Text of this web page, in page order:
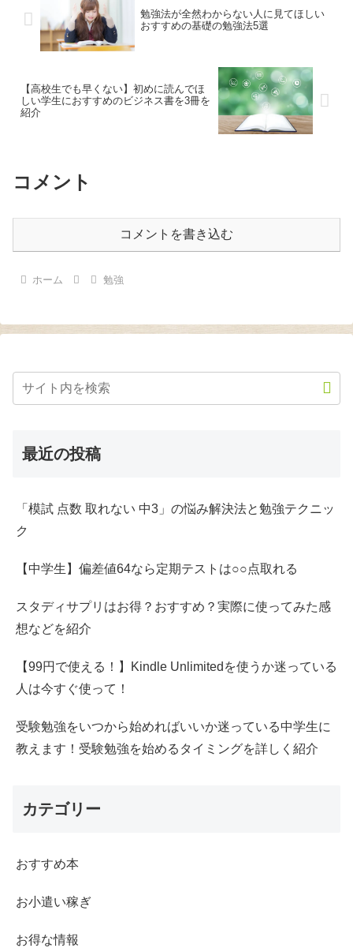
勉強法が全然わからない人に見てほしい
おすすめの基礎の勉強法5選
【高校生でも早くない】初めに読んでほ
しい学生におすすめのビジネス書を3冊を
紹介
コメント
コメントを書き込む
ホーム 勉強
最近の投稿
「模試 点数 取れない 中3」の悩み解決法と勉強テクニッ
ク
【中学生】偏差値64なら定期テストは○○点取れる
スタディサプリはお得？おすすめ？実際に使ってみた感
想などを紹介
【99円で使える！】Kindle Unlimitedを使うか迷っている
人は今すぐ使って！
受験勉強をいつから始めればいいか迷っている中学生に
教えます！受験勉強を始めるタイミングを詳しく紹介
カテゴリー
おすすめ本
お小遣い稼ぎ
お得な情報